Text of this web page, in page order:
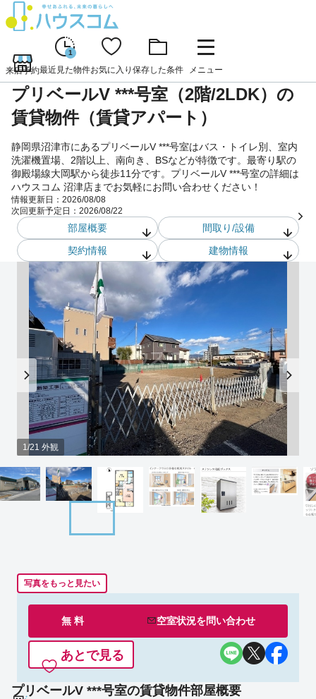
来店予約
1
最近見た物件お気に入り 保存した条件 メニュー
プリベールV ***号室（2階/2LDK）の
賃貸物件（賃貸アパート）
静岡県沼津市にあるプリベールV ***号室はバス・トイレ別、室内
洗濯機置場、2階以上、南向き、BSなどが特徴です。最寄り駅の
御殿場線大岡駅から徒歩11分です。プリベールV ***号室の詳細は
ハウスコム 沼津店までお気軽にお問い合わせください！
情報更新日： 2026/08/08
次回更新予定日： 2026/08/22
部屋概要
間取り/設備
契約情報
建物情報
1/21 外観
写真をもっと見たい
無 料 空室状況を問い合わせ
あとで見る
プリベールV ***号室の賃貸物件部屋概要